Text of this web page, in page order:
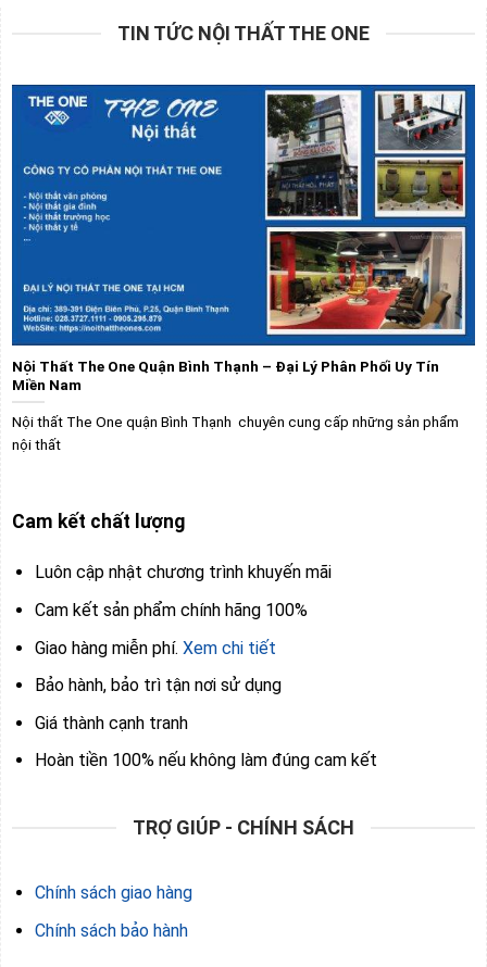
TIN TỨC NỘI THẤT THE ONE
Nội Thất The One Quận Bình Thạnh – Đại Lý Phân Phối Uy Tín
Miền Nam
Nội thất The One quận Bình Thạnh chuyên cung cấp những sản phẩm
nội thất
Cam kết chất lượng
Luôn cập nhật chương trình khuyến mãi
Cam kết sản phẩm chính hãng 100%
Giao hàng miễn phí. Xem chi tiết
Bảo hành, bảo trì tận nơi sử dụng
Giá thành cạnh tranh
Hoàn tiền 100% nếu không làm đúng cam kết
TRỢ GIÚP - CHÍNH SÁCH
Chính sách giao hàng
Chính sách bảo hành